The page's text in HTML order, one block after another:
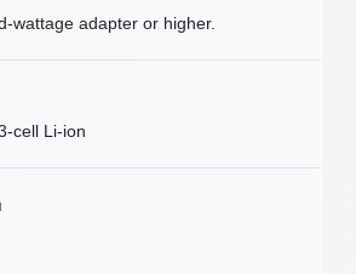
wattage adapter or higher.
cell Li-ion